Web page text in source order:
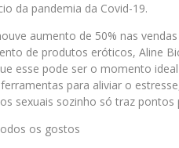
da pandemia da Covid-19.
aumento de 50% nas
de produtos eróticos, Aline
esse pode ser o momento
para aliviar o
sexuais sozinho só traz
os gostos